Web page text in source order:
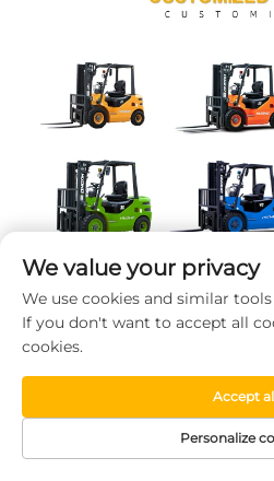
We value your privacy
We use cookies and similar
If you don't want to accept all
cookies.
Personalize
Accept